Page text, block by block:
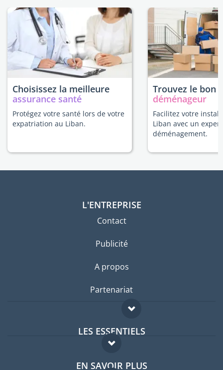
Choisissez la meilleure
assurance santé
Protégez votre santé lors de votre
expatriation au Liban.
Trouvez le bon
déménageur
Facilitez votre
Liban avec un
déménagement.
L'ENTREPRISE
Contact
Publicité
A propos
Partenariat
LES ESSENTIELS
Forum expatriés
EN SAVOIR PLUS